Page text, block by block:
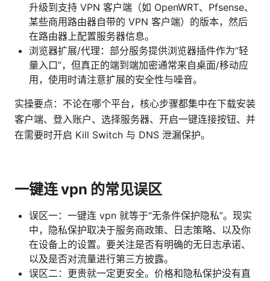
升级到支持 VPN 客户端（如 OpenWRT、Pfsense、
某些商用路由器自带的 VPN 客户端）的版本，然后
在路由器上配置服务器信息。
浏览器扩展/代理：部分服务提供浏览器插件作为“轻
量入口”，但真正的端到端加密通常来自桌面/移动应
用，使用时请注意扩展的安全性与噪音。
实操要点：不论在哪个平台，核心步骤都集中在下载安装
客户端、登入账户、选择服务器、开启一键连接按钮、并
在需要时开启 Kill Switch 与 DNS 泄漏保护。
一键连 vpn 的常见误区
误区一：一键连 vpn 就等于“无条件保护隐私”。现实
中，隐私保护取决于服务商政策、日志策略、以及你
在设备上的设置。要关注是否有明确的无日志承诺、
以及是否对流量进行第三方披露。
误区二：更贵就一定更安全。价格和隐私保护没有直